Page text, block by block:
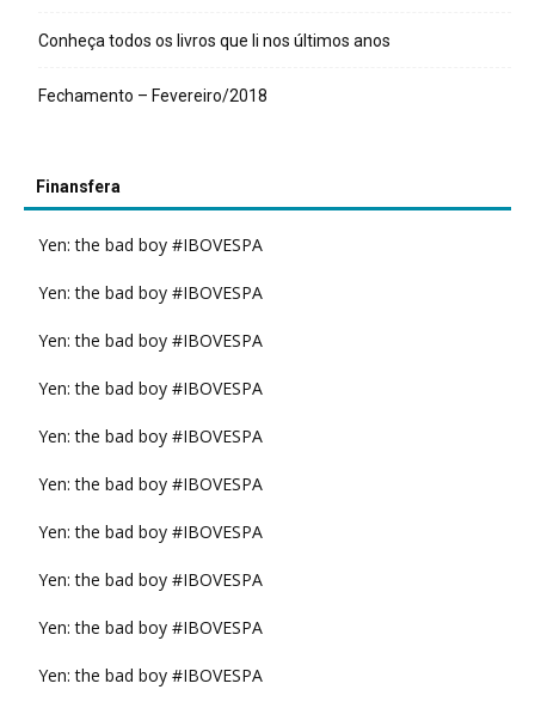
Conheça todos os livros que li nos últimos anos
Fechamento – Fevereiro/2018
Finansfera
Yen: the bad boy #IBOVESPA
Yen: the bad boy #IBOVESPA
Yen: the bad boy #IBOVESPA
Yen: the bad boy #IBOVESPA
Yen: the bad boy #IBOVESPA
Yen: the bad boy #IBOVESPA
Yen: the bad boy #IBOVESPA
Yen: the bad boy #IBOVESPA
Yen: the bad boy #IBOVESPA
Yen: the bad boy #IBOVESPA